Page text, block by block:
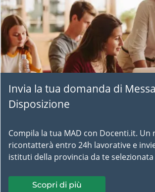
Invia la tua domanda di
Disposizione
Compila la tua MAD con Docenti.it.
ricontatterà entro 24h lavorative e
istituti della provincia da te selezionata
Scopri di più